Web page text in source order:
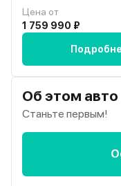
Цена от
1 759 990 ₽
Об этом авто
Станьте первым!